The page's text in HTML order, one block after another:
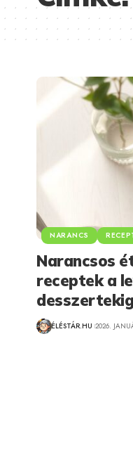
NARANCS
Narancsos
receptek a
desszertekig
ÉLÉSTÁR.HU 2026.